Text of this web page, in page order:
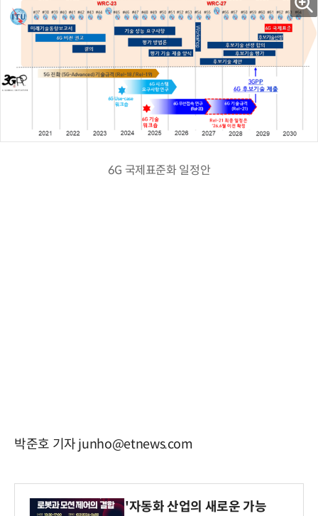
6G 국제표준화 일정안
박준호 기자 junho@etnews.com
'자동화 산업의 새로운 가능